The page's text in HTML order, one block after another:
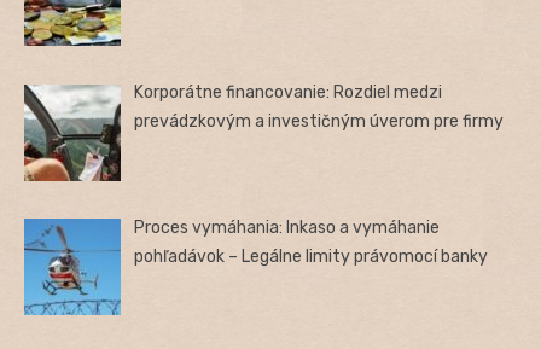
Korporátne financovanie: Rozdiel medzi
prevádzkovým a investičným úverom pre firmy
Proces vymáhania: Inkaso a vymáhanie
pohľadávok – Legálne limity právomocí banky